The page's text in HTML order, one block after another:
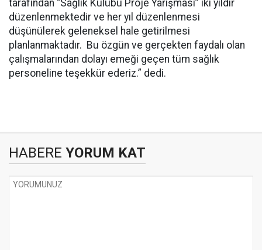
tarafından “Sağlık Kulübü Proje Yarışması” iki yıldır
düzenlenmektedir ve her yıl düzenlenmesi
düşünülerek geleneksel hale getirilmesi
planlanmaktadır. Bu özgün ve gerçekten faydalı olan
çalışmalarından dolayı emeği geçen tüm sağlık
personeline teşekkür ederiz.” dedi.
HABERE YORUM KAT